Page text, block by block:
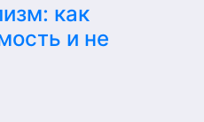
как
и не